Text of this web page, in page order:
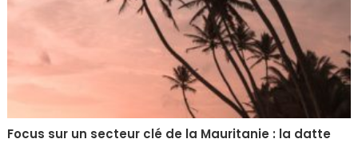
Focus sur un secteur clé de la Mauritanie : la datte